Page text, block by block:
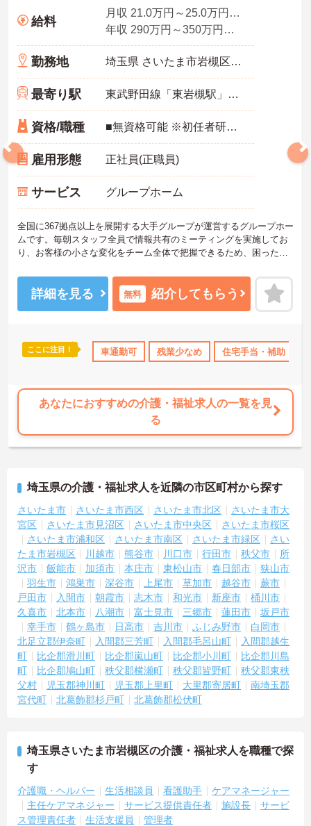
託児所・育児補助 無資格OK 年間休日110日以上
給料
月収 21.0万円～25.0万円程度（諸手当込み）／介護福祉士
年収 290万円～350万円程度（諸手当込み）／介護福祉士
勤務地 埼玉県 さいたま市岩槻区 飯塚1280-3
最寄り駅 東武野田線「東岩槻駅」バス・車9分
資格/職種 ■無資格可能 ※初任者研修あれば尚可
雇用形態 正社員(正職員)
サービス グループホーム
全国に367拠点以上を展開する大手グループが運営するグループホー
ムです。毎朝スタッフ全員で情報共有のミーティングを実施してお
り、お客様の小さな変化をチーム全体で把握できるため、困った時
年2回に加え、日々の努力や売上への寄与を評価する特別報酬が支給
されるため、高いモチベーションを保ちながら勤務できる環境で
す。さらに、清潔感があれば髪色やネイルなどの規定がなく、ご自
い研修体制を通じて働きながらスキルアップを目指すことも可能で
す。年間17日のリフレッシュ休暇や定年後の再雇用制度など、長期
★おすすめPOINT★
【チーム全体で情報を共有し、一人で抱え込まずに働ける環境で
・毎朝スタッフ全員で情報共有のミーティングを実施しているた
め、お客様の変化や業務連絡を細やかに把握できます。
【独自の特別報酬制度により、確かな収入アップが見込めます】
・賞与年2回に加え、施設運営への貢献やチームワークを評価する特
別報酬が支給される仕組みがあります。
・目に見える形で日々の努力がしっかりと還元されることで、高い
モチベーションを保ちながら将来的な昇給を目指せます。
【自分らしいスタイルを大切にしながら、無理のないペースで働け
ます】
・清潔感と節度があれば髪色やネイルなどの制限がないため、ご自
身の個性を尊重した働き方を叶えられます。
・月平均残業時間が少なく、年間17日のリフレッシュ休暇も取得で
きる環境で、心身のゆとりを維持できます。
【手厚い資格取得支援や継続雇用制度で、将来の安心感が得られま
す】
・勤務時間内で受講可能な資格取得サポートが整備されているた
詳細を見る 無料 紹介してもらう
ここに注目！ 車通勤可 残業少なめ 住宅手当・補助
あなたにおすすめの介護・福祉求人の一覧を見
る
埼玉県の介護・福祉求人を近隣の市区町村から探す
さいたま市 さいたま市西区 さいたま市北区
さいたま市大
宮区
さいたま市見沼区 さいたま市中央区
さいたま市桜区
さいたま市浦和区
さいたま市南区 さいたま市緑区
さい
たま市岩槻区
川越市 熊谷市 川口市 行田市 秩父市
所
沢市
飯能市 加須市 本庄市 東松山市 春日部市
狭山市
羽生市
鴻巣市 深谷市 上尾市 草加市 越谷市
蕨市
戸田市
入間市 朝霞市 志木市 和光市 新座市
桶川市
久喜市
北本市 八潮市 富士見市 三郷市 蓮田市
坂戸市
幸手市
鶴ヶ島市 日高市 吉川市 ふじみ野市
白岡市
北足立郡伊奈町
入間郡三芳町 入間郡毛呂山町
入間郡越生
町
比企郡滑川町 比企郡嵐山町 比企郡小川町
比企郡川島
町
比企郡鳩山町 秩父郡横瀬町 秩父郡皆野町
秩父郡東秩
父村
児玉郡神川町 児玉郡上里町 大里郡寄居町
南埼玉郡
宮代町
北葛飾郡杉戸町 北葛飾郡松伏町
埼玉県さいたま市岩槻区の介護・福祉求人を職種で探
す
介護職・ヘルパー 生活相談員 看護助手
ケアマネージャー
主任ケアマネジャー
サービス提供責任者 施設長
サービ
ス管理責任者
生活支援員 管理者